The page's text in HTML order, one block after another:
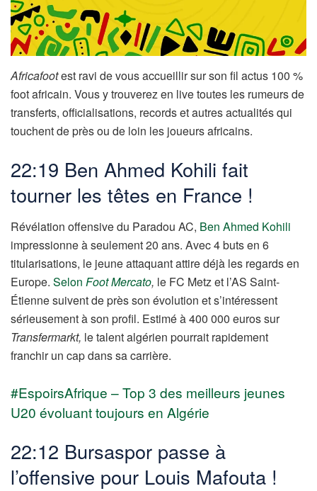
Africafootest ravi de vous accueillir sur son fil actus 100 %
foot africain. Vous y trouverez en live toutes les rumeurs de
transferts, officialisations, records et autres actualités qui
touchent de près ou de loin les joueurs africains.
22:19 Ben Ahmed Kohili fait
tourner les têtes en France !
Révélation offensive du Paradou AC, Ben Ahmed Kohili
impressionne à seulement 20 ans. Avec 4 buts en 6
titularisations, le jeune attaquant attire déjà les regards en
Europe. Selon Foot Mercato, le FC Metz et l’AS Saint-
Étienne suivent de près son évolution et s’intéressent
sérieusement à son profil. Estimé à 400 000 euros sur
Transfermarkt, le talent algérien pourrait rapidement
franchir un cap dans sa carrière.
#EspoirsAfrique – Top 3 des meilleurs jeunes
U20 évoluant toujours en Algérie
22:12 Bursaspor passe à
l’offensive pour Louis Mafouta !